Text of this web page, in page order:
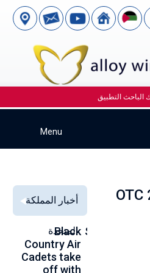
الباحث التطبيق
OTC أخبار المملكة
المتحدة
Strengthening
Black
Country Air
Cadets take
off with